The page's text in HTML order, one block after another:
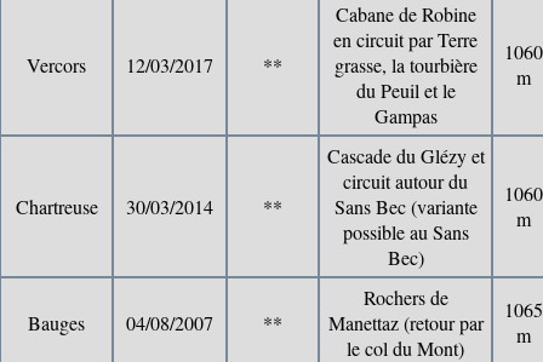
Vercors 12/03/2017 **
Cabane de Robine
en circuit par Terre
grasse, la tourbière
du Peuil et le
Gampas
1060
m
Chartreuse 30/03/2014 **
Cascade du Glézy et
circuit autour du
Sans Bec (variante
possible au Sans
Bec)
1060
m
Bauges 04/08/2007 **
Rochers de
Manettaz (retour par
le col du Mont)
1065
m